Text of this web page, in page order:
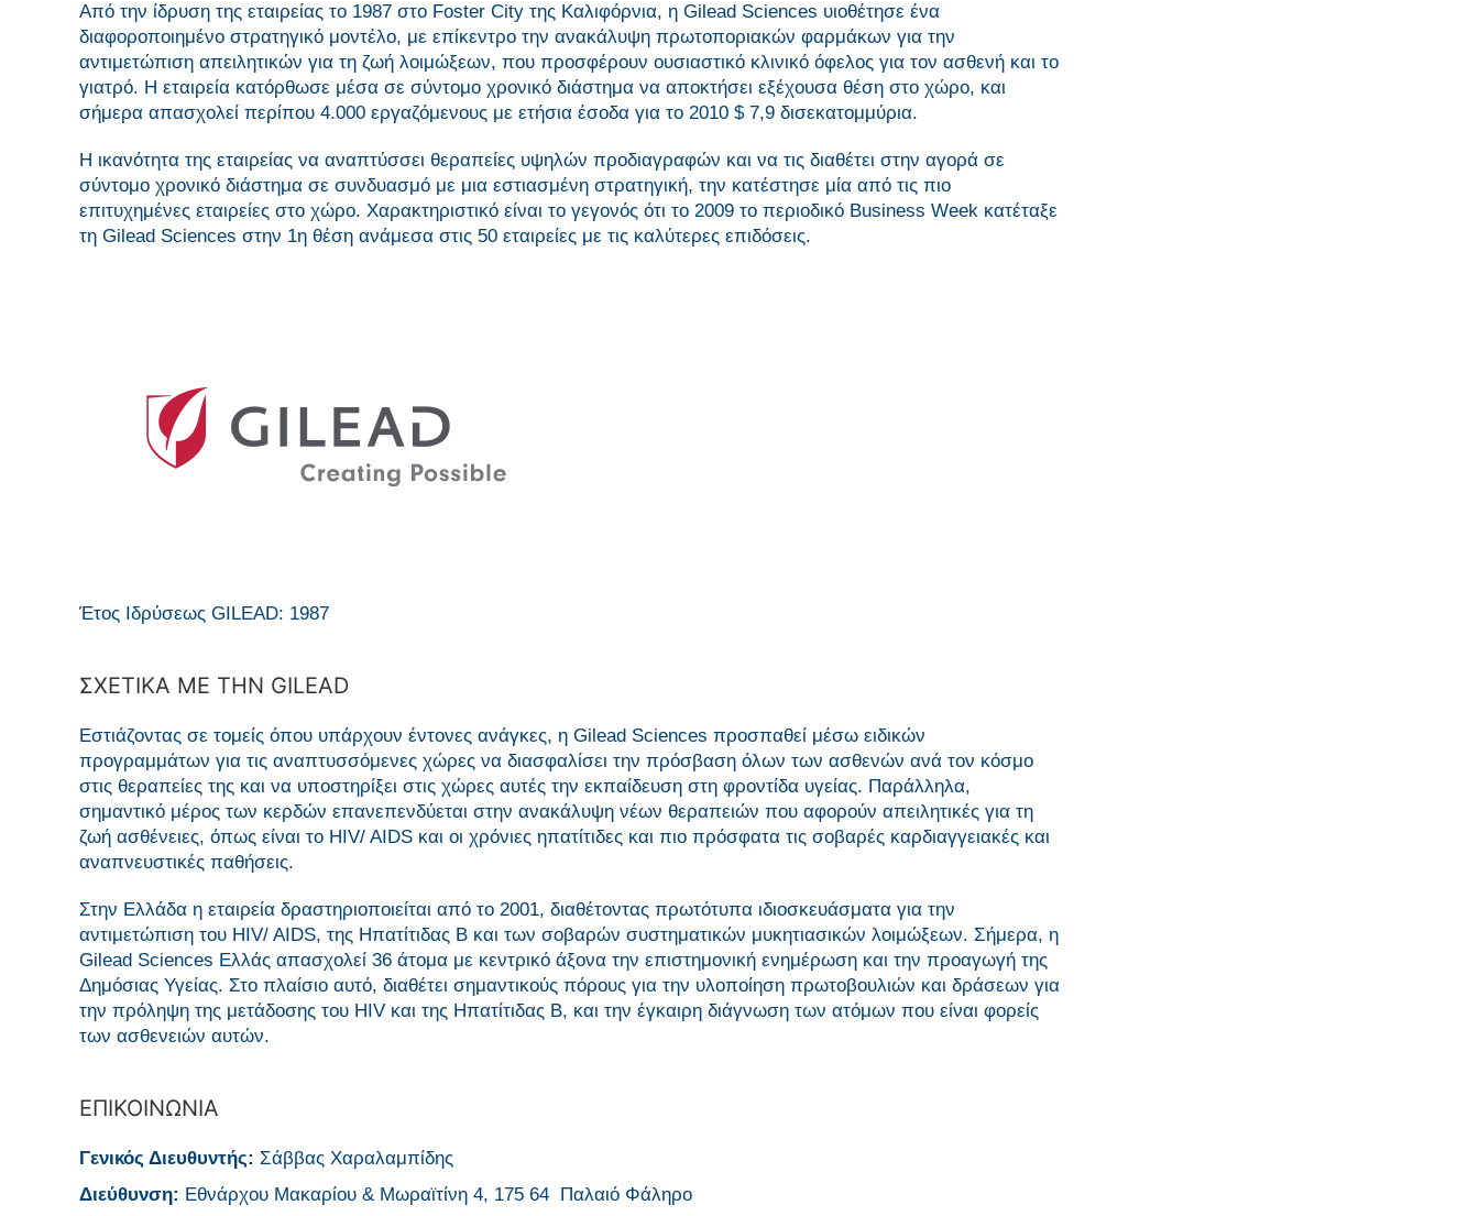
Από την ίδρυση της εταιρείας το 1987 στο Foster City της Καλιφόρνια, η Gilead Sciences υιοθέτησε ένα
διαφοροποιημένο στρατηγικό μοντέλο, με επίκεντρο την ανακάλυψη πρωτοποριακών φαρμάκων για την
αντιμετώπιση απειλητικών για τη ζωή λοιμώξεων, που προσφέρουν ουσιαστικό κλινικό όφελος για τον ασθενή και το
γιατρό. Η εταιρεία κατόρθωσε μέσα σε σύντομο χρονικό διάστημα να αποκτήσει εξέχουσα θέση στο χώρο, και
σήμερα απασχολεί περίπου 4.000 εργαζόμενους με ετήσια έσοδα για το 2010 $ 7,9 δισεκατομμύρια.
Η ικανότητα της εταιρείας να αναπτύσσει θεραπείες υψηλών προδιαγραφών και να τις διαθέτει στην αγορά σε
σύντομο χρονικό διάστημα σε συνδυασμό με μια εστιασμένη στρατηγική, την κατέστησε μία από τις πιο
επιτυχημένες εταιρείες στο χώρο. Χαρακτηριστικό είναι το γεγονός ότι το 2009 το περιοδικό Business Week κατέταξε
τη Gilead Sciences στην 1η θέση ανάμεσα στις 50 εταιρείες με τις καλύτερες επιδόσεις.
Έτος Ιδρύσεως GILEAD: 1987
ΣΧΕΤΙΚΑ ΜΕ ΤΗΝ GILEAD
Εστιάζοντας σε τομείς όπου υπάρχουν έντονες ανάγκες, η Gilead Sciences προσπαθεί μέσω ειδικών
προγραμμάτων για τις αναπτυσσόμενες χώρες να διασφαλίσει την πρόσβαση όλων των ασθενών ανά τον κόσμο
στις θεραπείες της και να υποστηρίξει στις χώρες αυτές την εκπαίδευση στη φροντίδα υγείας. Παράλληλα,
σημαντικό μέρος των κερδών επανεπενδύεται στην ανακάλυψη νέων θεραπειών που αφορούν απειλητικές για τη
ζωή ασθένειες, όπως είναι το HIV/ AIDS και οι χρόνιες ηπατίτιδες και πιο πρόσφατα τις σοβαρές καρδιαγγειακές και
αναπνευστικές παθήσεις.
Στην Ελλάδα η εταιρεία δραστηριοποιείται από το 2001, διαθέτοντας πρωτότυπα ιδιοσκευάσματα για την
αντιμετώπιση του HIV/ AIDS, της Ηπατίτιδας Β και των σοβαρών συστηματικών μυκητιασικών λοιμώξεων. Σήμερα, η
Gilead Sciences Ελλάς απασχολεί 36 άτομα με κεντρικό άξονα την επιστημονική ενημέρωση και την προαγωγή της
Δημόσιας Υγείας. Στο πλαίσιο αυτό, διαθέτει σημαντικούς πόρους για την υλοποίηση πρωτοβουλιών και δράσεων για
την πρόληψη της μετάδοσης του HIV και της Ηπατίτιδας Β, και την έγκαιρη διάγνωση των ατόμων που είναι φορείς
των ασθενειών αυτών.
ΕΠΙΚΟΙΝΩΝΙΑ
Γενικός Διευθυντής: Σάββας Χαραλαμπίδης
Διεύθυνση: Εθνάρχου Μακαρίου & Μωραϊτίνη 4, 175 64 Παλαιό Φάληρο